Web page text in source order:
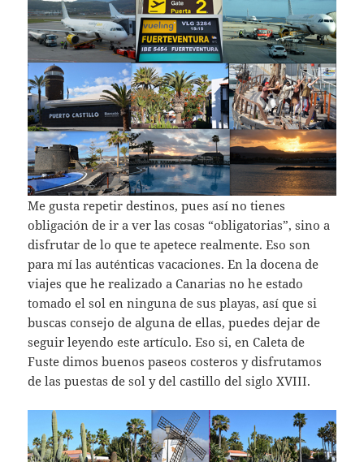
Me gusta repetir destinos, pues así no tienes
obligación de ir a ver las cosas “obligatorias”, sino a
disfrutar de lo que te apetece realmente. Eso son
para mí las auténticas vacaciones. En la docena de
viajes que he realizado a Canarias no he estado
tomado el sol en ninguna de sus playas, así que si
buscas consejo de alguna de ellas, puedes dejar de
seguir leyendo este artículo. Eso si, en Caleta de
Fuste dimos buenos paseos costeros y disfrutamos
de las puestas de sol y del castillo del siglo XVIII.